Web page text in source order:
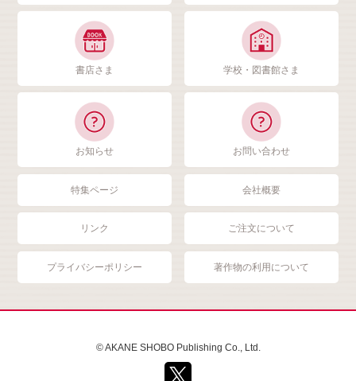
書店さま 学校・図書館さま
お知らせ お問い合わせ
特集ページ 会社概要
リンク ご注文について
プライバシーポリシー 著作物の利用について
© AKANE SHOBO Publishing Co., Ltd.